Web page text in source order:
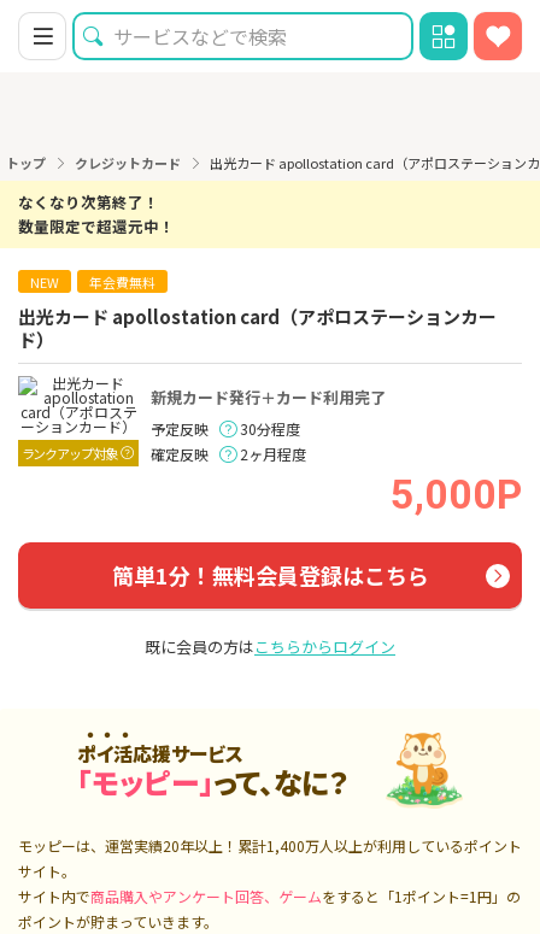
トップ クレジットカード 出光カード apollostation card（アポロステーション
なくなり次第終了！
数量限定で超還元中！
NEW 年会費無料
出光カード apollostation card（アポロステーションカー
ド）
ランクアップ対象
新規カード発行＋カード利用完了
予定反映
30分程度
確定反映
2ヶ月程度
5,000P
簡単1分！無料会員登録はこちら
既に会員の方はこちらからログイン
ポイ活応援サービス
「モッピー」って、なに？
モッピーは、運営実績20年以上！累計1,400万人以上が利用しているポイント
サイト。
サイト内で商品購入やアンケート回答、ゲームをすると「1ポイント=1円」の
ポイントが貯まっていきます。